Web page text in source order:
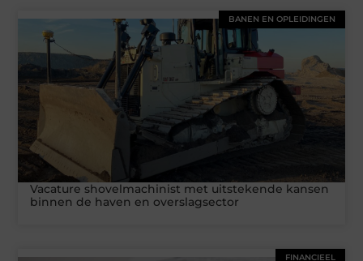
BANEN EN OPLEIDINGEN
Vacature shovelmachinist met uitstekende kansen
binnen de haven en overslagsector
FINANCIEEL